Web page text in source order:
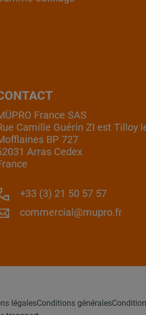
France SAS
Camille Guérin ZI est Tilloy
BP 727
Arras Cedex
+33 (3) 21 50 57 57
commercial@mupro.fr
légalesConditions générales